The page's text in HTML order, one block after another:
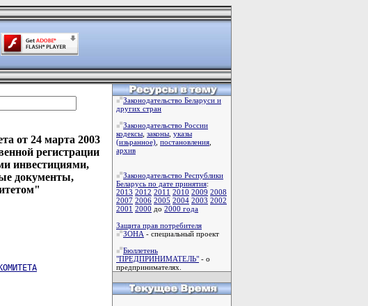
от 24 марта 2003
регистрации
инвестициями,
документы,
Законодательство Беларуси и
других стран
Законодательство России
кодексы законы указы
(изьранное) постановления
архив
Законодательство Республики
Беларусь по дате принятия:
2013 2012 2011 2010 2009 2008
2007 2006 2005 2004 2003 2002
2001 2000 до 2000 года
Защита прав потребителя
ЗОНА - специальный проект
Бюллетень
"ПРЕДПРИНИМАТЕЛЬ" - о
предпринимателях.